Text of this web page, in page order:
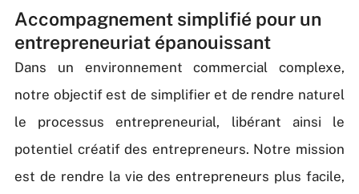
Accompagnement simplifié pour un
entrepreneuriat épanouissant
Dans un environnement commercial complexe,
notre objectif est de simplifier et de rendre naturel
le processus entrepreneurial, libérant ainsi le
potentiel créatif des entrepreneurs. Notre mission
est de rendre la vie des entrepreneurs plus facile,